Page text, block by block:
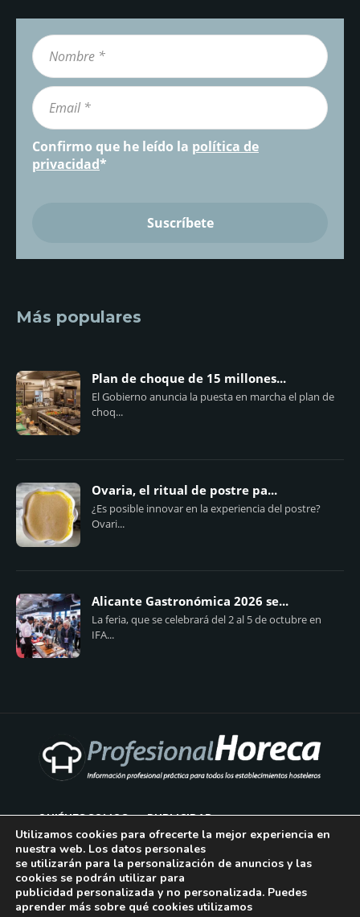
Confirmo que he leído la política de
privacidad*
Más populares
Plan de choque de 15 millones...
El Gobierno anuncia la puesta en marcha el plan de
choq...
Ovaria, el ritual de postre pa...
¿Es posible innovar en la experiencia del postre?
Ovari...
Alicante Gastronómica 2026 se...
La feria, que se celebrará del 2 al 5 de octubre en
IFA...
QUIÉNES SOMOS PUBLICIDAD
AVISO LEGAL
POLÍTICA DE COOKIES
POLÍTICA DE PRIVACIDAD
Utilizamos cookies para ofrecerte la mejor experiencia en
nuestra web. Los datos personales
se utilizarán para la personalización de anuncios y las
cookies se podrán utilizar para
publicidad personalizada y no personalizada. Puedes
aprender más sobre qué cookies utilizamos